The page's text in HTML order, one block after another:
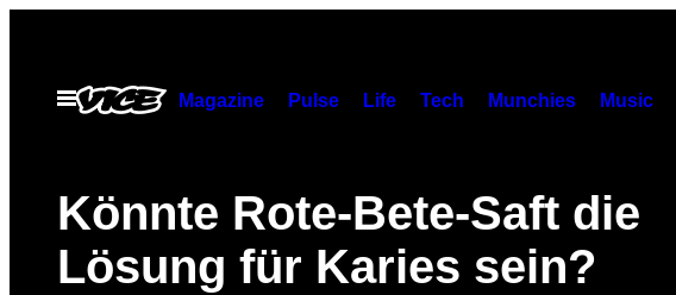
contentOpen
Menu
Magazine Pulse Life Tech Munchies Music
Könnte Rote-Bete-Saft die
Lösung für Karies sein?